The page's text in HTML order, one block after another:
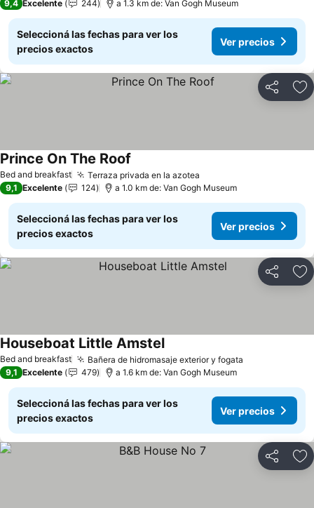
9,4 Excelente 244 a 1.3 km de: Van Gogh Museum
Seleccioná las fechas para ver los
precios exactos
Ver precios
Compartir
Bed and breakfast Terraza privada en la azotea
Prince On The Roof
9,1 Excelente 124 a 1.0 km de: Van Gogh Museum
Seleccioná las fechas para ver los
precios exactos
Ver precios
Compartir
Bed and breakfast Bañera de hidromasaje exterior y fogata
Houseboat Little Amstel
9,1 Excelente 479 a 1.6 km de: Van Gogh Museum
Seleccioná las fechas para ver los
precios exactos
Ver precios
Compartir